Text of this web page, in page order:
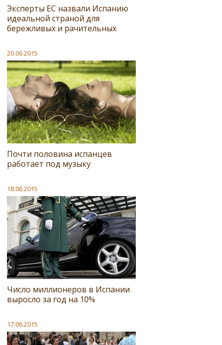
Эксперты ЕС назвали Испанию
идеальной страной для
бережливых и рачительных
20.06.2015
Почти половина испанцев
работает под музыку
18.06.2015
Число миллионеров в Испании
выросло за год на 10%
17.06.2015